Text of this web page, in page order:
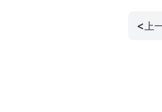
< 上